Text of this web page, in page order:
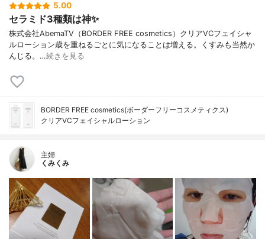
5.00
セラミド3種類は神✨
株式会社AbemaTV（BORDER FREE cosmetics）クリアVCフェイシャ
ルローション歳を重ねるごとに気になることは増える。くすみも当然か
んじる。…続きを見る
BORDER FREE cosmetics(ボーダーフリーコスメティクス)
クリアVCフェイシャルローション
主婦
くみくみ